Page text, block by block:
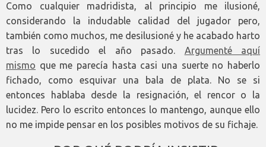
Como cualquier madridista, al principio me ilusioné,
considerando la indudable calidad del jugador pero,
también como muchos, me desilusioné y he acabado harto
tras lo sucedido el año pasado. Argumenté aquí
mismo que me parecía hasta casi una suerte no haberlo
fichado, como esquivar una bala de plata. No se si
entonces hablaba desde la resignación, el rencor o la
lucidez. Pero lo escrito entonces lo mantengo, aunque ello
no me impide pensar en los posibles motivos de su fichaje.